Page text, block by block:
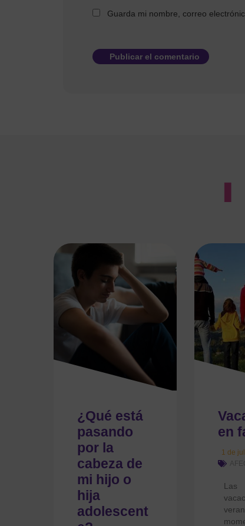
Guarda mi nombre, correo
¿Qué está
pasando
por la
cabeza de
mi hijo o
hija
adolescent
en
1 de
Las